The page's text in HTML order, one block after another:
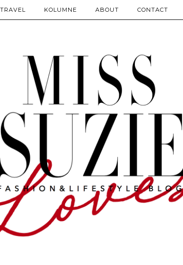
TRAVEL KOLUMNE ABOUT CONTACT